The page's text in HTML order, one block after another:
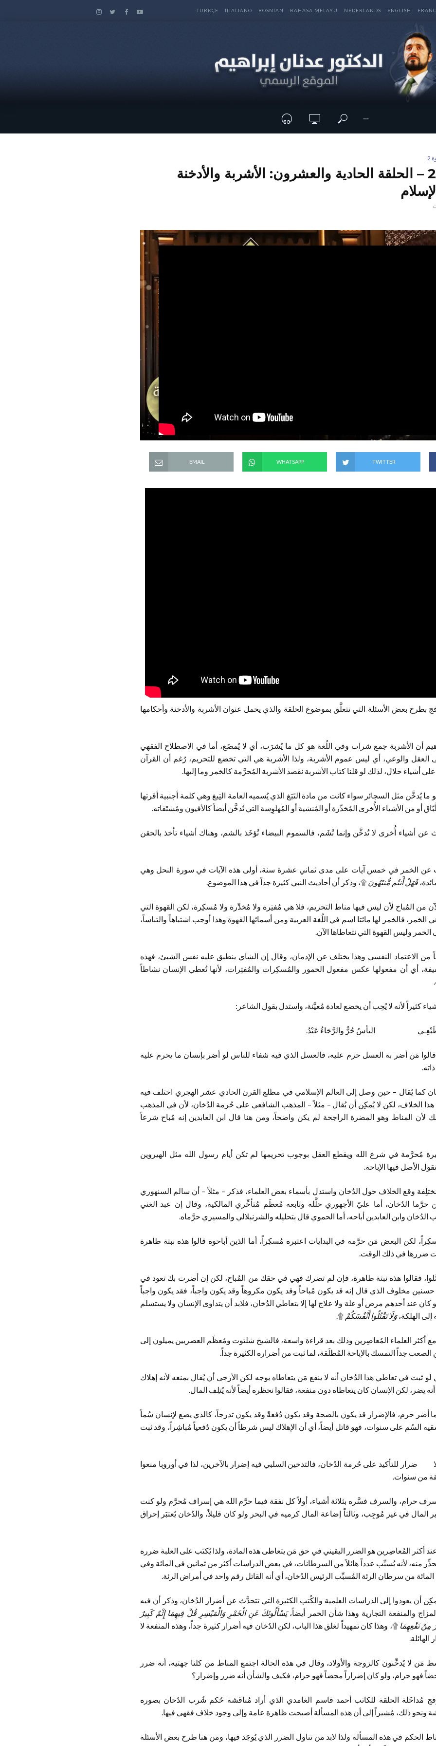
ENGLISH
NEDERLANDS
BAHASA MELAYU
BOSNIAN
IITALIANO
TÜRKÇE
···
2
برنامج صحوة 2 – الحلقة الحادية والعشرون: الأشربة والأدخنة
TWITTER
WHATSAPP
EMAIL
بطرح بعض الأسئلة التي تتعلَّق بموضوع الحلقة والذي يحمل عنوان الأشربة والأدخنة وأحكامها
أن الأشربة جمع شراب وفي اللُغة هو كل ما يُشرَب، أي لا يُمضَغ، أما في الاصطلاح الفقهي
العقل والوعي، أي ليس عموم الأشربة، ولذا الأشربة هي التي تخضع للتحريم، رُغم أن القرآن
أشياء حلال، لذلك لو قلنا كتاب الأشربة نقصد الأشربة المُحرَّمة كالخمر وما إليها.
يُدخَّن مثل السجائر سواء كانت من مادة التَبَغ الذي يُسميه العامة التِبغ وهي كلمة أجنبية أقرتها
أو من الأشياء الأُخرى المُخدِّرة أو المُنشية أو المُهلوِسة التي تُدخَّن أيضاً كالأفيون ومُشتَقاته.
عن أشياء أُخرى لا تُدخَّن وإنما تُشَم، فالسموم البيضاء تُؤخَذ بالشم، وهناك أشياء تأخذ بالحقن
عن الخمر في خمس آيات على مدى ثماني عشرة سنة، أولى هذه الآيات في سورة النحل وهي
فَهَلْ أَنتُم مُّنتَهُونَ ۩، وذكر أن أحاديث النبي كثيرة جداً في هذا الموضوع.
من المُباح لأن ليس فيها مناط التحريم، فلا هي مُفتِرة ولا مُخدِّرة ولا مُسكِرة، لكن القهوة التي
فالخمر لها مائتا اسم في اللُغة العربية ومن أسمائها القهوة وهذا أوجب اشتباهاً والتباساً،
الخمر وليس القهوة التي نتعاطاها الآن.
من الاعتماد النفسي وهذا يختلف عن الإدمان، وقال إن الشاي ينطبق عليه نفس الشيئ، فهذه
أي أن مفعولها عكس مفعول الخمور والمُسكِرات والمُفتِرات، لأنها تُعطي الإنسان نشاطاً
كثيراً لأنه لا يُحِب أن يخضع لعادة مُعيَّنة، واستدل بقول الشاعر:
طَبْعِـي اليأسُ حُرٌّ والرَّجَاءُ عَبْدُ.
مَن أضر به العسل حرم عليه، فالعسل الذي فيه شفاء للناس لو أضر بإنسان ما يحرم عليه
كما يُقال – حين وصل إلى العالم الإسلامي في مطلع القرن الحادي عشر الهجري اختلف فيه
هذا الخلاف، لكن لا يُمكِن أن يُقال – مثلاً – المذهب الشافعي على حُرمة الدُخان، لأن في المذهب
لأن المناط وهو المضرة الراجحة لم يكن واضحاً، ومن هنا قال ابن العابدين إنه مُباح شرعاً
مُحرَّمة في شرع الله ويقطع العقل بوجوب تحريمها لم تكن أيام رسول الله مثل الهيروين
الأصل فيها الإباحة.
وقع الخلاف حول الدُخان واستدل بأسماء بعض العلماء، فذكر – مثلاً – أن سالم السنهوري
حرَّما الدُخان، أما عليّ الأجهوري حلَّله وتابعه مُعظَم مُتأخِّري المالكية، وقال إن عبد الغني
وابن العابدين أباحه، أما الحموي قال بتحليله والشرنبلالي والمسيري حرَّماه.
لكن البعض مَن حرَّمه في البدايات اعتبره مُسكِراً، أما الذين أباحوه قالوا هذه نبتة طاهرة
ضررها في ذلك الوقت.
فقالوا هذه نبتة طاهرة، فإن لم تضرك فهي في حقك من المُباح، لكن إن أضرت بك تعود في
مخلوف الذي قال إنه قد يكون مُباحاً وقد يكون مكروهاً وقد يكون واجباً، فقد يكون واجباً
عند أحدهم مرض أو علة ولا علاج لها إلا بتعاطي الدُخان، فلابد أن يتداوى الإنسان ولا يستسلم
الهلكة،وَلَا تَقْتُلُوا أَنْفُسَكُمْ ۩.
مع أكثر العلماء المُعاصِرين وذلك بعد قراءة واسعة، فالشيخ شلتوت ومُعظَم العصريين يميلون إلى
جداً التمسك بالإباحة المُطلَقة، لما ثبت من أضراره الكثيرة جداً.
ثبت في تعاطي هذا الدُخان أنه لا ينفع مَن يتعاطاه بوجه لكن الأرجى أن يُقال بمنعه لأنه إهلاك
أنه يضر، لكن الإنسان كان يتعاطاه دون منفعة، فقالوا نحظره أيضاً لأنه يُتلِف المال.
أضر حرم، فالإضرار قد يكون بالصحة وقد يكون دُفعةً وقد يكون تدرجاً، كالذي يضع لإنسان سُماً
السُم على سنوات، فهو قاتل أيضاً، أي أن الإهلاك ليس شرطاً أن يكون دُفعياً مُباشِراً، وقد ثبت
ضرار للتأكيد على حُرمة الدُخان، فالتدخين السلبي فيه إضرار بالآخرين، لذا في أوروبا منعوا
من سنوات.
حرام، والسرف فسَّره بثلاثة أشياء، أولاً كل نفقة فيما حرَّم الله هي إسراف مُحرَّم ولو كنت
المال في غير مُوجِب، وثالثاً إضاعة المال كرميه في البحر ولو كان قليلاً، والدُخان يُعتبَر إحراق
أكثر المُعاصِرين هو الضرر اليقيني في حق مَن يتعاطى هذه المادة، ولذا يُكتَب على العلبة ضرره
منه، لأنه يُسبِّب عدداً هائلاً من السرطانات، في بعض الدراسات أكثر من ثمانين في المائة وفي
من سرطان الرئة المُسبِّب الرئيس الدُخان، أي أنه القاتل رقم واحد في أمراض الرئة.
أن يعودوا إلى الدراسات العلمية والكُتب الكثيرة التي تتحدَّث عن أضرار الدُخان، وذكر أن فيه
والمنفعة التجارية وهذا شأن الخمر أيضاً،يَسْأَلُونَكَ عَنِ الْخَمْرِ وَالْمَيْسِرِ قُلْ فِيهِمَا إِثْمٌ كَبِيرٌ
مِنْ نَفْعِهِمَا۩، وهذا كان تمهيداً لغلق هذا الباب، لكن الدُخان فيه أضرار كثيرة جداً، وهذه المنفعة لا
لا يُدخِّنون كالزوجة والأولاد، وقال في هذه الحالة اجتمع المناط من كلتا جهتيه، أنه ضرر
فهو حرام، ولو كان إضراراً محضاً فهو حرام، فكيف والشأن أنه ضرر وإضرار؟
مُداخَلة الحلقة للكاتب أحمد قاسم الغامدي الذي أراد مُناقَشة حُكم شُرب الدُخان بصوره
ونحو ذلك، مُشيراً إلى أن هذه المسألة أصبحت ظاهرة عامة وإلى وجود خلاف فقهي فيها.
الحكم في هذه المسألة ولذا لابد من تناول الضرر الذي يُوجَد فيها، ومن هنا طرح بعض الأسئلة